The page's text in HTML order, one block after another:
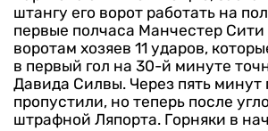
штангу его ворот работать на
первые полчаса Манчестер Сити
воротам хозяев 11 ударов,
в первый гол на 30-й минуте
Давида Силвы. Через пять минут
пропустили, но теперь после
штрафной Ляпорта. Горняки в